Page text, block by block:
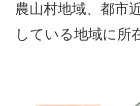
農山村地域、都市
している地域に所